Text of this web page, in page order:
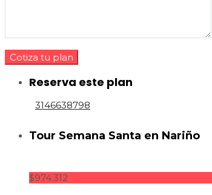
Reserva este plan
3146638798
Tour Semana Santa en Nariño
$974.312